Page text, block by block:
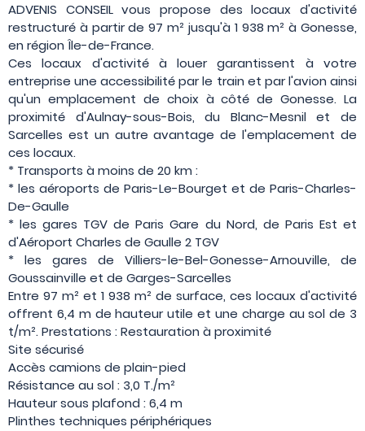
ADVENIS CONSEIL vous propose des locaux d'activité
restructuré à partir de 97 m² jusqu'à 1 938 m² à Gonesse,
en région Île-de-France.
Ces locaux d'activité à louer garantissent à votre
entreprise une accessibilité par le train et par l'avion ainsi
qu'un emplacement de choix à côté de Gonesse. La
proximité d'Aulnay-sous-Bois, du Blanc-Mesnil et de
Sarcelles est un autre avantage de l'emplacement de
ces locaux.
* Transports à moins de 20 km :
* les aéroports de Paris-Le-Bourget et de Paris-Charles-
De-Gaulle
* les gares TGV de Paris Gare du Nord, de Paris Est et
d'Aéroport Charles de Gaulle 2 TGV
* les gares de Villiers-le-Bel-Gonesse-Arnouville, de
Goussainville et de Garges-Sarcelles
Entre 97 m² et 1 938 m² de surface, ces locaux d'activité
offrent 6,4 m de hauteur utile et une charge au sol de 3
t/m². Prestations : Restauration à proximité
Site sécurisé
Accès camions de plain-pied
Résistance au sol : 3,0 T./m²
Hauteur sous plafond : 6,4 m
Plinthes techniques périphériques